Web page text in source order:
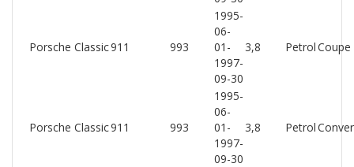
Porsche Classic911 993
1995-
06-
01-
1997-
09-30
3,8 PetrolCoupe
Porsche Classic911 993
1995-
06-
01-
1997-
09-30
3,8 Petrol